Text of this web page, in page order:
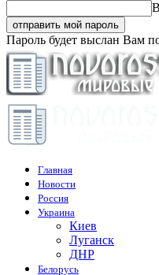
Пароль будет выслан Вам
Главная
Новости
Россия
Украина
Киев
Луганск
ДНР
Белорусь